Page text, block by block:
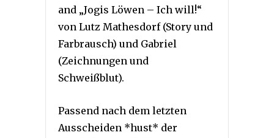
and „Jogis Löwen – Ich will!“
von Lutz Mathesdorf (Story und
Farbrausch) und Gabriel
(Zeichnungen und
Schweißblut).
Passend nach dem letzten
Ausscheiden *hust* der